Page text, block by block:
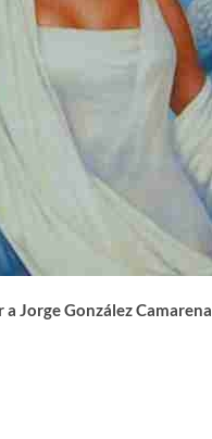
Jorge González Camarena